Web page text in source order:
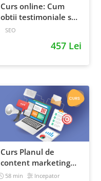
Curs online: Cum
obtii testimoniale si
recenzii puternice
SEO
457 Lei
Curs Planul de
content marketing
pentru un magazin
58 min Incepator